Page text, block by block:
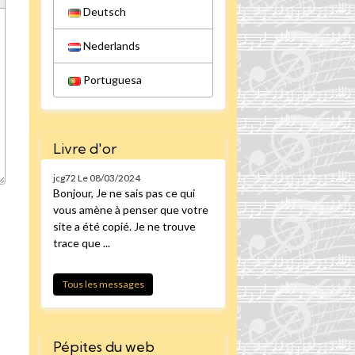
Deutsch
Nederlands
Portuguesa
Livre d'or
jcg72 Le 08/03/2024
Bonjour, Je ne sais pas ce qui
vous amène à penser que votre
site a été copié. Je ne trouve
trace que ...
Tous les messages
Pépites du web